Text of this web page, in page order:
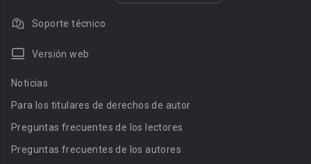
Soporte técnico
Versión web
Noticias
Para los titulares de derechos de autor
Preguntas frecuentes de los lectores
Preguntas frecuentes de los autores